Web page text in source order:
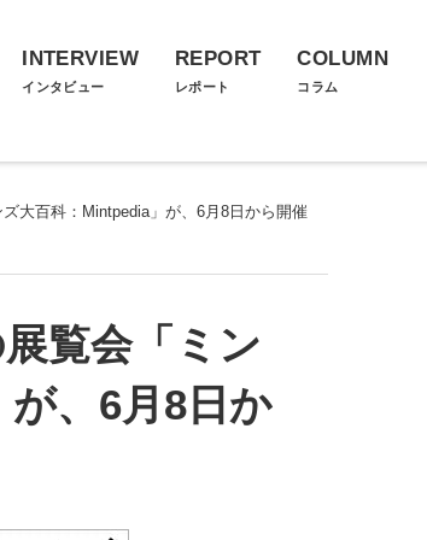
INTERVIEW
インタビュー
REPORT
レポート
COLUMN
コラム
大百科：Mintpedia」が、6月8日から開催
覧会「ミン
、6月8日か